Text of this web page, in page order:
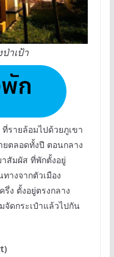
าเป้า
รายล้อมไปด้วยภูเขา
ยตลอดทั้งปี ตอนกลาง
สัมผัส ที่พักตั้งอยู่
ทางจากตัวเมือง
ง ตั้งอยู่ตรงกลาง
จัดกระเป๋าแล้วไปกัน